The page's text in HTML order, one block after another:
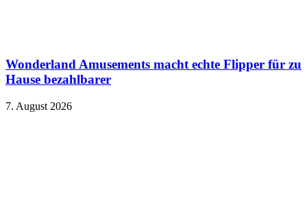
Wonderland Amusements macht echte Flipper für zu
Hause bezahlbarer
7. August 2026